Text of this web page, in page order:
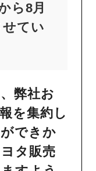
ら8月
てい
弊社お
を集約し
できか
タ販売